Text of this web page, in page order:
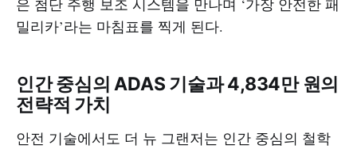
은 첨단 주행 보조 시스템을 만나며 ‘가장 안전한 패
밀리카’라는 마침표를 찍게 된다.
인간 중심의 ADAS 기술과 4,834만 원의
전략적 가치
안전 기술에서도 더 뉴 그랜저는 인간 중심의 철학